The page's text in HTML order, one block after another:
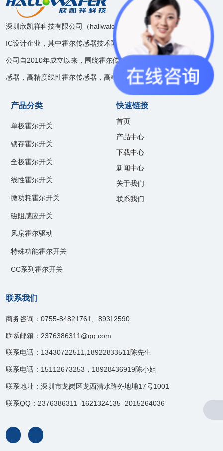
深圳欣凯祥科技有限公司（hallwafer），是一家模拟和混合信号
IC设计企业，其中霍尔传感器技术国内领先。
公司自2010年成立以来，围绕霍尔传感器技术开发了速度位置传
感器，高精度线性霍尔传感器，高精度电流传感器等产品线。
产品分类
单极霍尔开关
锁存霍尔开关
全极霍尔开关
线性霍尔开关
微功耗霍尔开关
磁阻感应开关
风扇霍尔驱动
特殊功能霍尔开关
CC系列霍尔开关
快速链接
首页
产品中心
下载中心
新闻中心
关于我们
联系我们
联系我们
商务咨询：0755-84821761、89312590
联系邮箱：2376386311@qq.com
联系电话：13430722511,18922833511陈先生
联系电话：15112673253，18928436919陈小姐
联系地址：深圳市龙岗区龙西清水路务地埔17号1001
联系QQ：2376386311 1621324135 2015264036